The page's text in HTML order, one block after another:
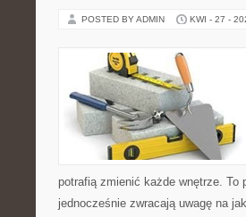
POSTED BY ADMIN KWI - 27 -
potrafią zmienić każde wnętrze.
jednocześnie zwracają uwagę na